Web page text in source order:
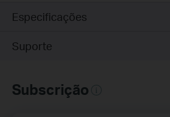
Especificações
Suporte
Subscrição